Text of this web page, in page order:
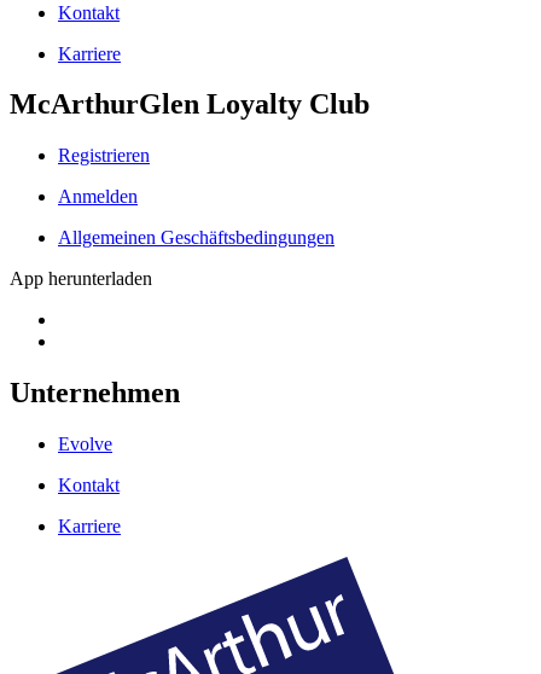
Kontakt
Karriere
McArthurGlen Loyalty Club
Registrieren
Anmelden
Allgemeinen Geschäftsbedingungen
App herunterladen
Unternehmen
Evolve
Kontakt
Karriere